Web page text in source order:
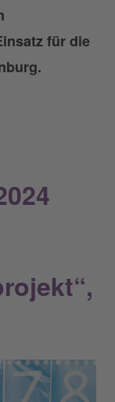
für die